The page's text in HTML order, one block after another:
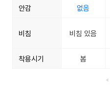
안감 없음
비침 비침 있음
착용시기 봄